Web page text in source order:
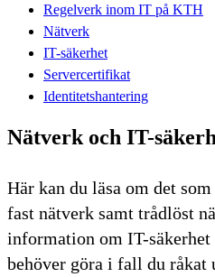
Regelverk inom IT på KTH
Nätverk
IT-säkerhet
Servercertifikat
Identitetshantering
Nätverk och IT-
Här kan du läsa om det
fast nätverk samt trådlöst
information om IT-säkerhet
behöver göra i fall du